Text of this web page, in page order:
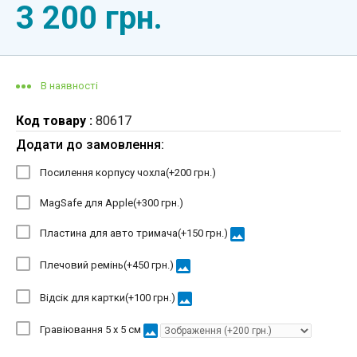
3 200 грн.
В наявності
Код товару : 80617
Додати до замовлення:
Посилення корпусу чохла(+200 грн.)
MagSafe для Apple(+300 грн.)
Пластина для авто тримача(+150 грн.) image
Плечовий ремінь(+450 грн.) image
Відсік для картки(+100 грн.) image
Гравіювання 5 х 5 см image